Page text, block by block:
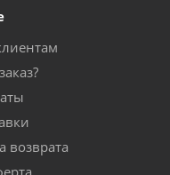
возврата